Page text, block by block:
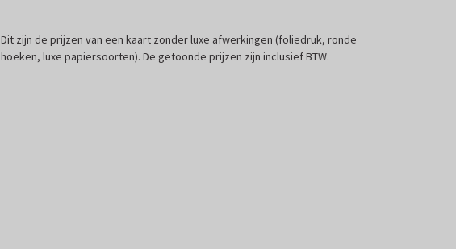
Dit zijn de prijzen van een kaart zonder luxe afwerkingen (foliedruk, ronde
hoeken, luxe papiersoorten). De getoonde prijzen zijn inclusief BTW.